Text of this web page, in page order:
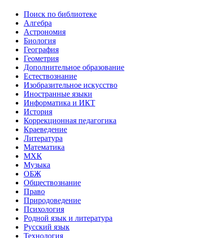
Поиск по библиотеке
Алгебра
Астрономия
Биология
География
Геометрия
Дополнительное образование
Естествознание
Изобразительное искусство
Иностранные языки
Информатика и ИКТ
История
Коррекционная педагогика
Краеведение
Литература
Математика
МХК
Музыка
ОБЖ
Обществознание
Право
Природоведение
Психология
Родной язык и литература
Русский язык
Технология